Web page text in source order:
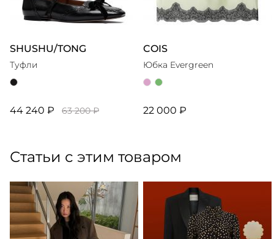
SHUSHU/TONG
Туфли
44 240 ₽ 63 200 ₽
COIS
Юбка Evergreen
22 000 ₽
Статьи с этим товаром